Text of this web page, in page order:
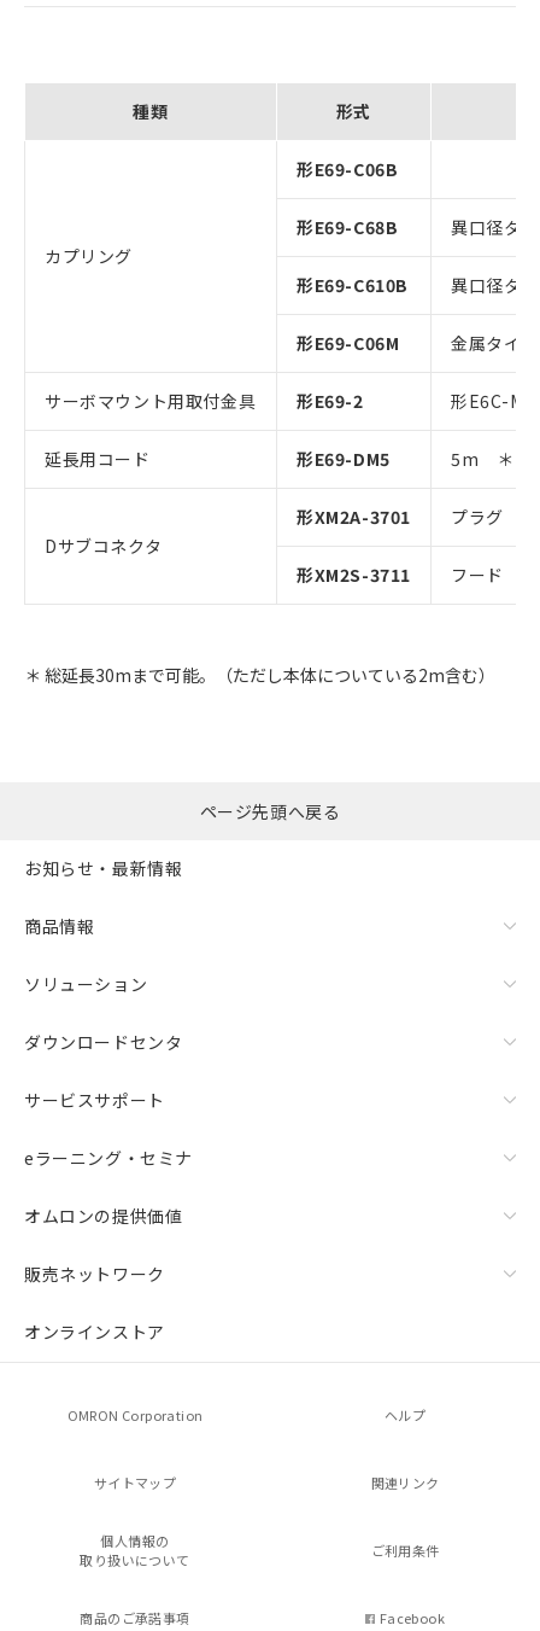
種類 形式
カプリング
形E69-C06B
形E69-C68B 異口径タ
形E69-C610B 異口径タ
形E69-C06M 金属タイプ
サーボマウント用取付金具 形E69-2 形E6C-M
延長用コード 形E69-DM5 5m ＊
Dサブコネクタ
形XM2A-3701 プラグ
形XM2S-3711 フード
＊ 総延長30mまで可能。（ただし本体についている2m含む）
ページ先頭へ戻る
お知らせ・最新情報
商品情報
ソリューション
ダウンロードセンタ
サービスサポート
eラーニング・セミナ
オムロンの提供価値
販売ネットワーク
オンラインストア
OMRON Corporation ヘルプ
サイトマップ 関連リンク
個人情報の
取り扱いについて
ご利用条件
商品のご承諾事項 Facebook